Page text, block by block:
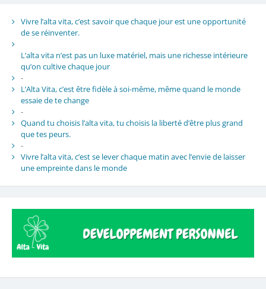
Vivre l’alta vita, c’est savoir que chaque jour est une opportunité
de se réinventer.
L’alta vita n’est pas un luxe matériel, mais une richesse intérieure
qu’on cultive chaque jour
-
L’Alta Vita, c’est être fidèle à soi-même, même quand le monde
essaie de te change
-
Quand tu choisis l’alta vita, tu choisis la liberté d’être plus grand
que tes peurs.
-
Vivre l’alta vita, c’est se lever chaque matin avec l’envie de laisser
une empreinte dans le monde